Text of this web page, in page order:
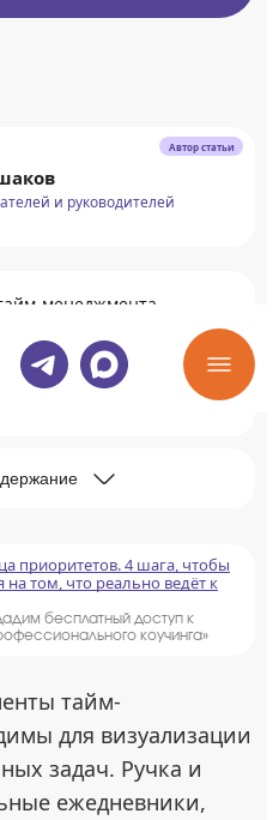
Автор статьи
и руководителей
менеджмента
приоритетов. 4 шага, чтобы
на том, что реально ведёт к
бесплатный доступ к
коучинга»
тайм-
для визуализации
задач. Ручка и
ежедневники,